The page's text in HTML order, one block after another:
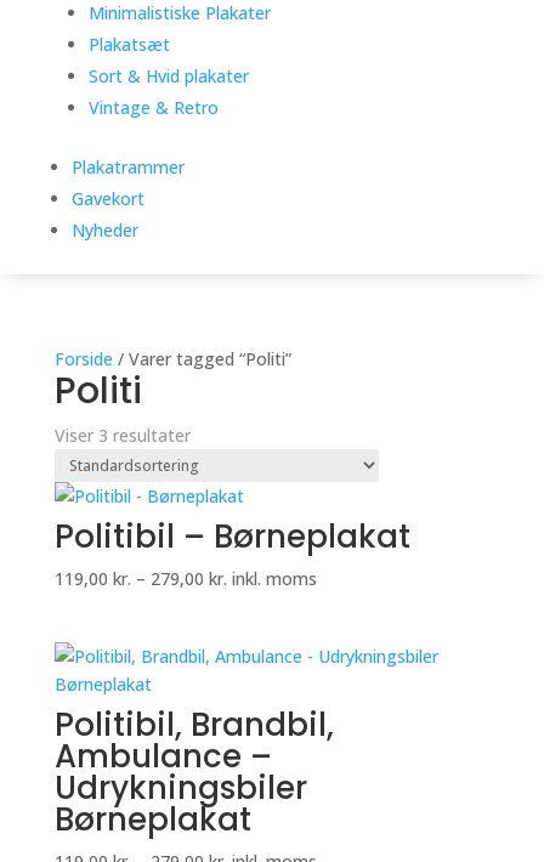
Minimalistiske Plakater
Plakatsæt
Sort & Hvid plakater
Vintage & Retro
Plakatrammer
Gavekort
Nyheder
Forside / Varer tagged “Politi”
Politi
Viser 3 resultater
Politibil – Børneplakat
119,00 kr. – 279,00 kr.Prisinterval:
279,00 kr.
inkl. moms
Politibil, Brandbil,
Ambulance –
Udrykningsbiler
Børneplakat